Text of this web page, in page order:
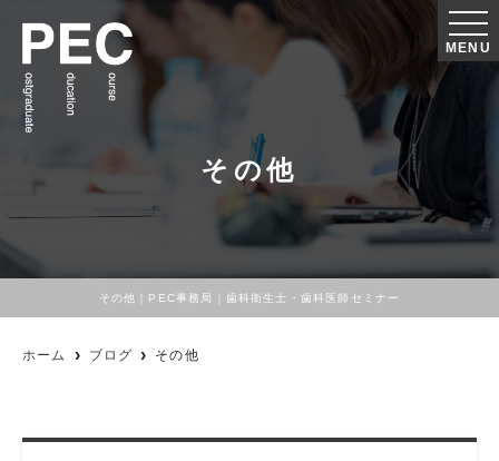
MENU
その他
その他｜PEC事務局｜歯科衛生士・歯科医師セミナー
ホーム ブログ その他